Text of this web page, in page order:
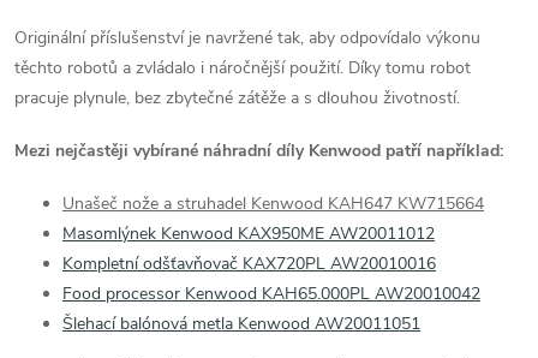
k
y
v
Originální příslušenství je navržené tak, aby odpovídalo výkonu
těchto robotů a zvládalo i náročnější použití. Díky tomu robot
pracuje plynule, bez zbytečné zátěže a s dlouhou životností.
Mezi nejčastěji vybírané náhradní díly Kenwood patří například:
Unašeč nože a struhadel Kenwood KAH647 KW715664
Masomlýnek Kenwood KAX950ME AW20011012
Kompletní odšťavňovač KAX720PL AW20010016
Food processor Kenwood KAH65.000PL AW20010042
Šlehací balónová metla Kenwood AW20011051